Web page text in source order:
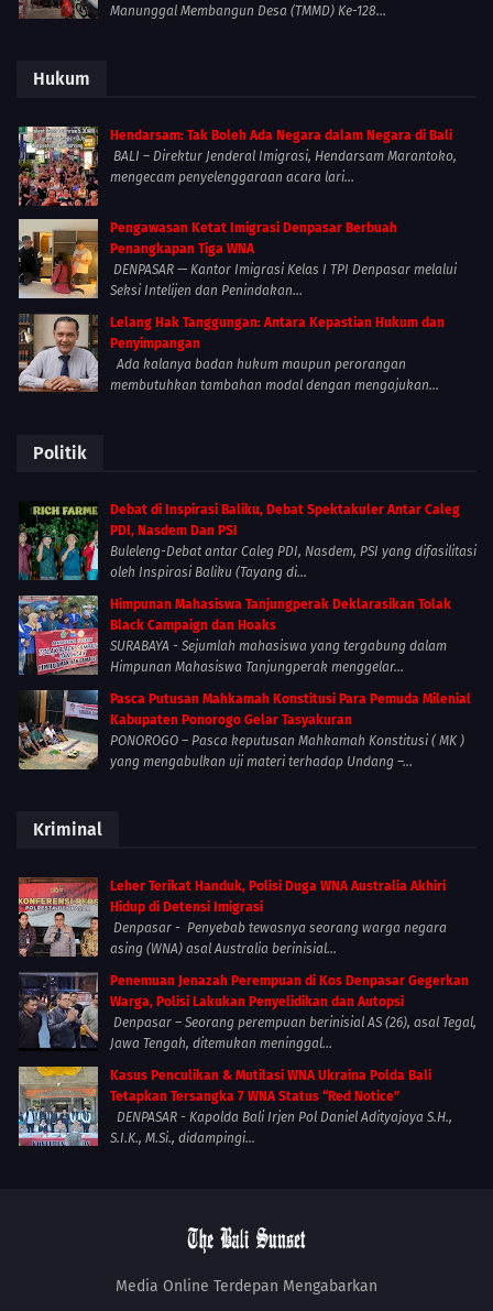
Manunggal Membangun Desa (TMMD) Ke-128...
Hukum
Hendarsam: Tak Boleh Ada Negara dalam Negara di Bali
BALI – Direktur Jenderal Imigrasi, Hendarsam Marantoko,
mengecam penyelenggaraan acara lari...
Pengawasan Ketat Imigrasi Denpasar Berbuah
Penangkapan Tiga WNA
DENPASAR — Kantor Imigrasi Kelas I TPI Denpasar melalui
Seksi Intelijen dan Penindakan...
Lelang Hak Tanggungan: Antara Kepastian Hukum dan
Penyimpangan
Ada kalanya badan hukum maupun perorangan
membutuhkan tambahan modal dengan mengajukan...
Politik
Debat di Inspirasi Baliku, Debat Spektakuler Antar Caleg
PDI, Nasdem Dan PSI
Buleleng-Debat antar Caleg PDI, Nasdem, PSI yang difasilitasi
oleh Inspirasi Baliku (Tayang di...
Himpunan Mahasiswa Tanjungperak Deklarasikan Tolak
Black Campaign dan Hoaks
SURABAYA - Sejumlah mahasiswa yang tergabung dalam
Himpunan Mahasiswa Tanjungperak menggelar...
Pasca Putusan Mahkamah Konstitusi Para Pemuda Milenial
Kabupaten Ponorogo Gelar Tasyakuran
PONOROGO – Pasca keputusan Mahkamah Konstitusi ( MK )
yang mengabulkan uji materi terhadap Undang –...
Kriminal
Leher Terikat Handuk, Polisi Duga WNA Australia Akhiri
Hidup di Detensi Imigrasi
Denpasar - Penyebab tewasnya seorang warga negara
asing (WNA) asal Australia berinisial...
Penemuan Jenazah Perempuan di Kos Denpasar Gegerkan
Warga, Polisi Lakukan Penyelidikan dan Autopsi
Denpasar – Seorang perempuan berinisial AS (26), asal Tegal,
Jawa Tengah, ditemukan meninggal...
Kasus Penculikan & Mutilasi WNA Ukraina Polda Bali
Tetapkan Tersangka 7 WNA Status “Red Notice”
DENPASAR - Kapolda Bali Irjen Pol Daniel Adityajaya S.H.,
S.I.K., M.Si., didampingi...
Media Online Terdepan Mengabarkan